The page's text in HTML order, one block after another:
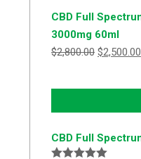
CBD Full
3000mg 60ml
$2,800.00 $2,500.00
CBD Full